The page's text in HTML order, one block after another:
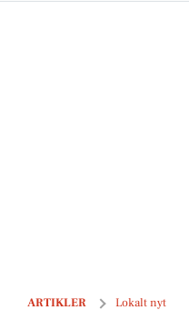
ARTIKLER Lokalt nyt
Aarhusianske plejehjem